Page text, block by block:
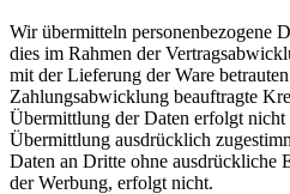
Wir übermitteln personenbezogene
dies im Rahmen der
mit der Lieferung der Ware
Zahlungsabwicklung beauftragte
Übermittlung der Daten erfolgt
Übermittlung ausdrücklich
Daten an Dritte ohne
der Werbung, erfolgt nicht.